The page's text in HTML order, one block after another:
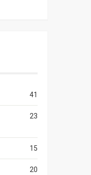
41
23
15
20